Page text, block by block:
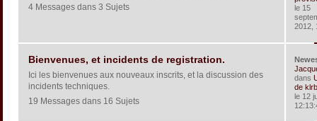
4 Messages dans 3 Sujets
le 15
2012,
Bienvenues, et incidents de registration.
Ici les bienvenues aux nouveaux inscrits, et la discussion des
incidents techniques.
19 Messages dans 16 Sujets
dans
de
le 12